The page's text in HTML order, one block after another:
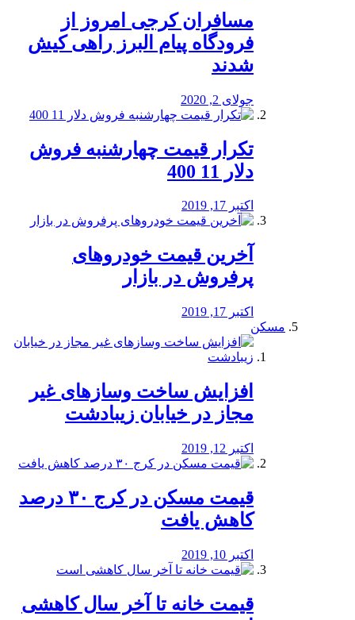
مسافران کرجی امروز از
فرودگاه پیام البرز راهی کیش
شدند
جولای 2, 2020
تکرار قیمت چهارشنبه فروش
دلار 11 400
اکتبر 17, 2019
آخرین قیمت خودرو‌های
پرفروش در بازار
اکتبر 17, 2019
مسکن
افزایش ساخت وسازهای غیر
مجاز در خیابان زیبادشت
اکتبر 12, 2019
️قیمت مسکن در کرج ۳۰ درصد
کاهش یافت
اکتبر 10, 2019
قیمت خانه تا آخر سال کاهشی